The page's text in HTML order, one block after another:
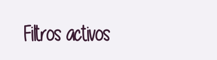
c
a
Filtros activos